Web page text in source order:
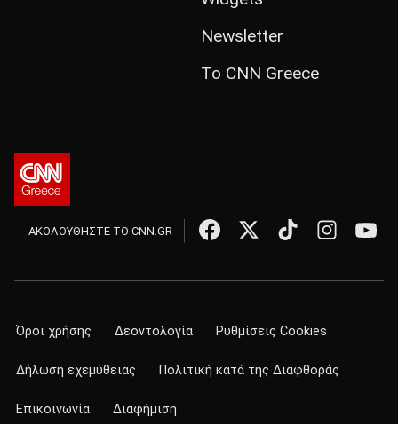
Newsletter
Το CNN Greece
ΑΚΟΛΟΥΘΗΣΤΕ ΤΟ CNN.GR
Όροι χρήσης Δεοντολογία Ρυθμίσεις Cookies
Δήλωση εχεμύθειας Πολιτική κατά της Διαφθοράς
Επικοινωνία Διαφήμιση